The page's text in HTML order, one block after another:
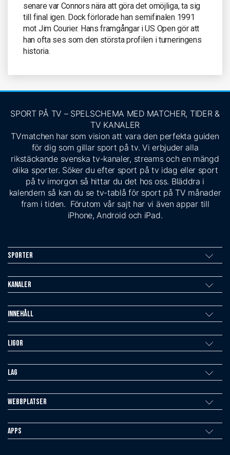
senare var Connors nära att göra det omöjliga, ta sig
till final igen. Dock förlorade han semifinalen 1991
mot Jim Courier. Hans framgångar i US Open gör att
han ofta ses som den största profilen i turneringens
historia.
SPORT PÅ TV – SPELSCHEMA MED MATCHER, TIDER &
TV KANALER
TVmatchen har som vision att vara den perfekta guiden
för dig som gillar sport på tv. Vi erbjuder alla
rikstäckande svenska tv-kanaler, streams och en mängd
olika sporter. Söker du efter sport på tv idag eller sport
på tv imorgon så hittar du det hos oss. Bläddra i
kalendern så kan du se tv-tablå för sport på TV månader
fram i tiden. Förutom vår sajt har vi även appar till
iPhone, Android och iPad.
Sporter
Kanaler
Innehåll
Ligor
Lag
Webbplatser
Apps